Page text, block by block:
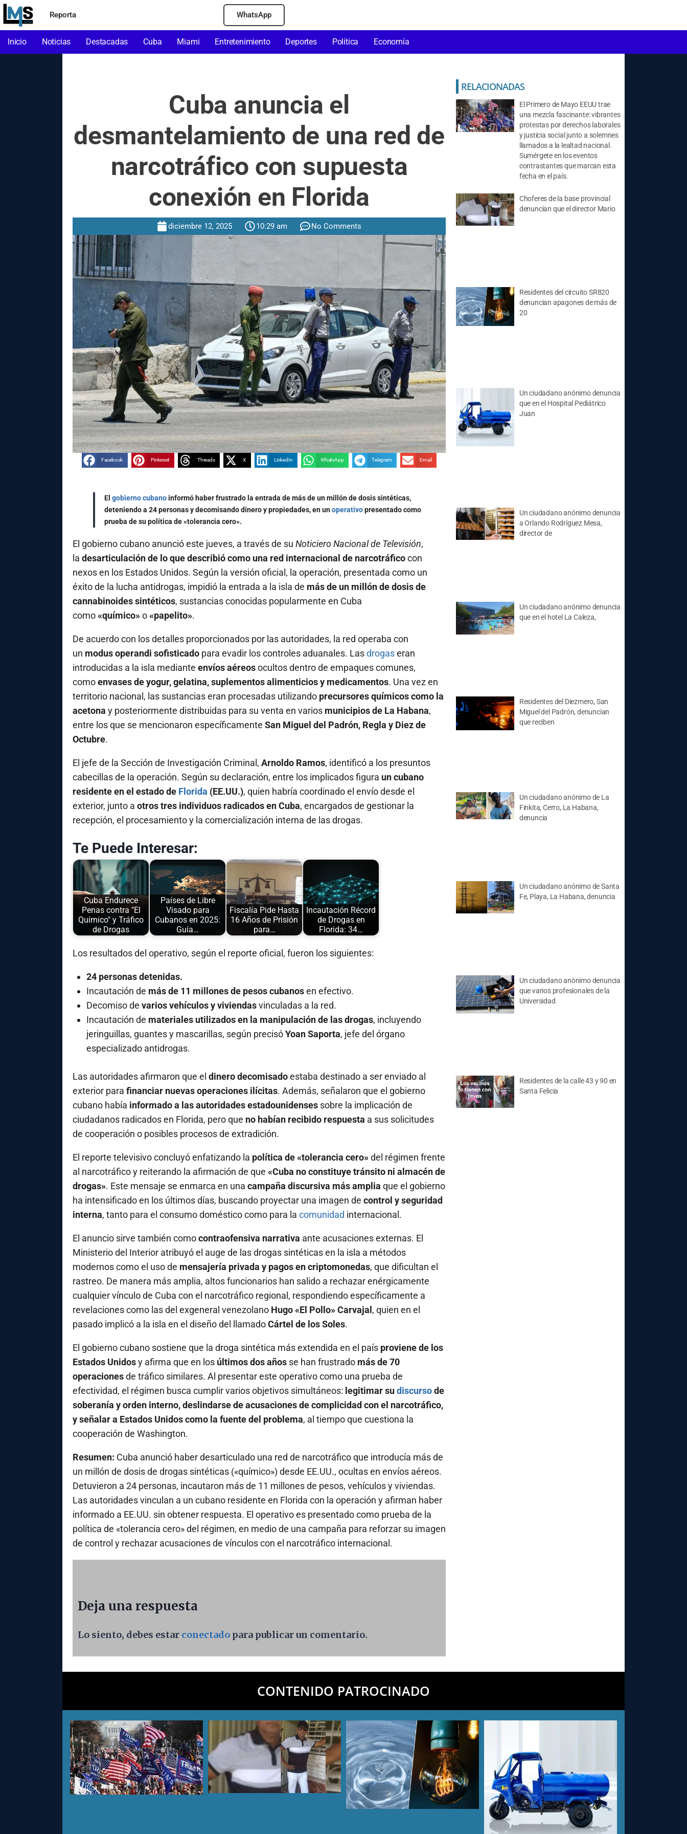
Reporta WhatsApp
Inicio Noticias Destacadas Cuba Miami Entretenimiento Deportes Política Economía
Cuba anuncia el
desmantelamiento de una red de
narcotráfico con supuesta
conexión en Florida
diciembre 12, 2025 10:29 am No Comments
Facebook Pinterest Threads X LinkedIn WhatsApp Telegram Email
El gobierno cubanoinformó haber frustrado la entrada de más de un millón de dosis sintéticas,
deteniendo a 24 personas y decomisando dinero y propiedades, en unoperativopresentado como
prueba de su política de «tolerancia cero».
El gobierno cubano anunció este jueves, a través de su Noticiero Nacional de Televisión,
la desarticulación de lo que describió como una red internacional de narcotráficocon
nexos en los Estados Unidos. Según la versión oficial, la operación, presentada como un
éxito de la lucha antidrogas, impidió la entrada a la isla de más de un millón de dosis de
cannabinoides sintéticos, sustancias conocidas popularmente en Cuba
como«químico»o«papelito».
De acuerdo con los detalles proporcionados por las autoridades, la red operaba con
un modus operandi sofisticado para evadir los controles aduanales. Lasdrogaseran
introducidas a la isla mediante envíos aéreosocultos dentro de empaques comunes,
comoenvases de yogur, gelatina, suplementos alimenticios y medicamentos. Una vez en
territorio nacional, las sustancias eran procesadas utilizando precursores químicos como la
acetona y posteriormente distribuidas para su venta en varios municipios de La Habana,
entre los que se mencionaron específicamente San Miguel del Padrón, Regla y Diez de
Octubre.
El jefe de la Sección de Investigación Criminal, Arnoldo Ramos, identificó a los presuntos
cabecillas de la operación. Según su declaración, entre los implicados figura un cubano
residente en el estado de Florida (EE.UU.), quien habría coordinado el envío desde el
exterior, junto a otros tres individuos radicados en Cuba, encargados de gestionar la
recepción, el procesamiento y la comercialización interna de las drogas.
Te Puede Interesar:
Cuba Endurece
Penas contra "El
Químico" y Tráfico
de Drogas
Países de Libre
Visado para
Cubanos en 2025:
Guía…
Fiscalía Pide Hasta
16 Años de Prisión
para…
Incautación Récord
de Drogas en
Florida: 34…
Los resultados del operativo, según el reporte oficial, fueron los siguientes:
24 personas detenidas.
Incautación de más de 11 millones de pesos cubanosen efectivo.
Decomiso de varios vehículos y viviendasvinculadas a la red.
Incautación de materiales utilizados en la manipulación de las drogas, incluyendo
jeringuillas, guantes y mascarillas, según precisóYoan Saporta, jefe del órgano
especializado antidrogas.
Las autoridades afirmaron que el dinero decomisadoestaba destinado a ser enviado al
exterior para financiar nuevas operaciones ilícitas. Además, señalaron que el gobierno
cubano había informado a las autoridades estadounidenses sobre la implicación de
ciudadanos radicados en Florida, pero que no habían recibido respuesta a sus solicitudes
de cooperación o posibles procesos de extradición.
El reporte televisivo concluyó enfatizando la política de «tolerancia cero»del régimen frente
al narcotráfico y reiterando la afirmación de que «Cuba no constituye tránsito ni almacén de
drogas». Este mensaje se enmarca en una campaña discursiva más amplia que el gobierno
ha intensificado en los últimos días, buscando proyectar una imagen de control y seguridad
interna, tanto para el consumo doméstico como para la comunidad internacional.
El anuncio sirve también comocontraofensiva narrativa ante acusaciones externas. El
Ministerio del Interior atribuyó el auge de las drogas sintéticas en la isla a métodos
modernos como el uso de mensajería privada y pagos en criptomonedas, que dificultan el
rastreo. De manera más amplia, altos funcionarios han salido a rechazar enérgicamente
cualquier vínculo de Cuba con el narcotráfico regional, respondiendo específicamente a
revelaciones como las del exgeneral venezolano Hugo «El Pollo» Carvajal, quien en el
pasado implicó a la isla en el diseño del llamadoCártel de los Soles.
El gobierno cubano sostiene que la droga sintética más extendida en el país proviene de los
Estados Unidosy afirma que en los últimos dos años se han frustrado más de 70
operacionesde tráfico similares. Al presentar este operativo como una prueba de
efectividad, el régimen busca cumplir varios objetivos simultáneos: legitimar sudiscursode
soberanía y orden interno, deslindarse de acusaciones de complicidad con el narcotráfico,
y señalar a Estados Unidos como la fuente del problema, al tiempo que cuestiona la
cooperación de Washington.
Resumen: Cuba anunció haber desarticulado una red de narcotráfico que introducía más de
un millón de dosis de drogas sintéticas («químico») desde EE.UU., ocultas en envíos aéreos.
Detuvieron a 24 personas, incautaron más de 11 millones de pesos, vehículos y viviendas.
Las autoridades vinculan a un cubano residente en Florida con la operación y afirman haber
informado a EE.UU. sin obtener respuesta. El operativo es presentado como prueba de la
política de «tolerancia cero» del régimen, en medio de una campaña para reforzar su imagen
de control y rechazar acusaciones de vínculos con el narcotráfico internacional.
Deja una respuesta
Lo siento, debes estar conectado para publicar un comentario.
El Primero de Mayo EEUU trae
una mezcla fascinante: vibrantes
protestas por derechos laborales
y justicia social junto a solemnes
llamados a la lealtad nacional.
Sumérgete en los eventos
contrastantes que marcan esta
fecha en el país.
Choferes de la base provincial
denuncian que el director Mario
Residentes del circuito SR820
denuncian apagones de más de
20
Un ciudadano anónimo denuncia
que en el Hospital Pediátrico
Juan
Un ciudadano anónimo denuncia
a Orlando Rodríguez Mesa,
director de
Un ciudadano anónimo denuncia
que en el hotel La Caleza,
Residentes del Diezmero, San
Miguel del Padrón, denuncian
que reciben
Un ciudadano anónimo de La
Finkita, Cerro, La Habana,
denuncia
Un ciudadano anónimo de Santa
Fe, Playa, La Habana, denuncia
Un ciudadano anónimo denuncia
que varios profesionales de la
Universidad
Residentes de la calle 43 y 90 en
Santa Felicia
RELACIONADAS
CONTENIDO PATROCINADO